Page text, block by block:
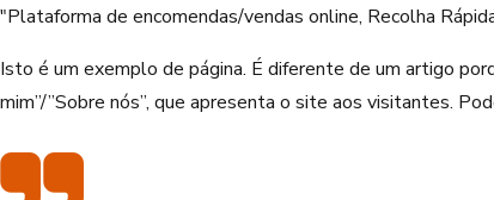
"Plataforma de encomendas/vendas online, Recolha
Isto é um exemplo de página. É diferente de um artigo
mim”/”Sobre nós”, que apresenta o site aos visitantes.